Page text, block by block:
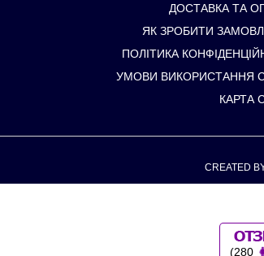
ДОСТАВКА ТА
ЯК ЗРОБИТИ
ПОЛІТИКА
УМОВИ ВИКОРИСТАННЯ
КАРТА
CREATED
(280